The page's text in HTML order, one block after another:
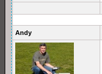
Andy